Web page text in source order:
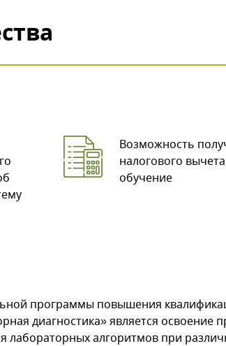
Возможность
налогового
обучение
программы повышения
диагностика» является освоение
лабораторных алгоритмов при